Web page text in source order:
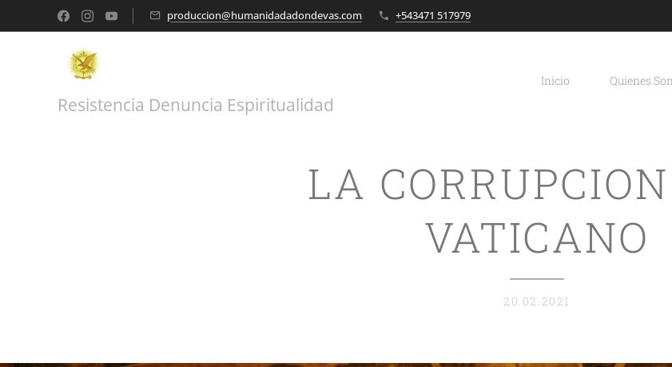
produccion@humanidadadondevas.com +543471 517979
Resistencia Denuncia Espiritualidad
Inicio Quienes
LA
VATICANO
20.02.2021